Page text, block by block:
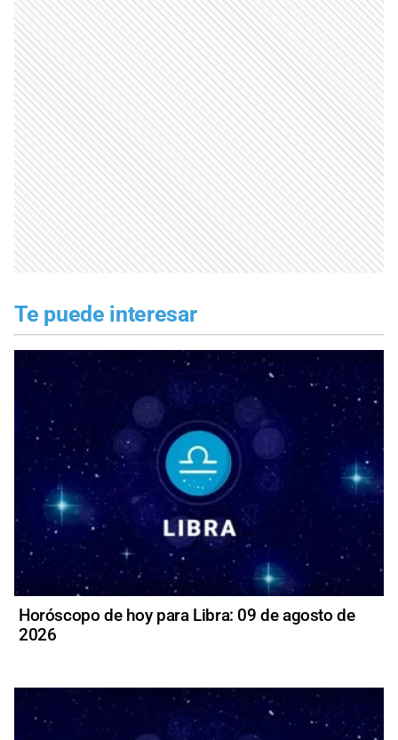
Te puede interesar
Horóscopo de hoy para Libra: 09 de agosto de
2026